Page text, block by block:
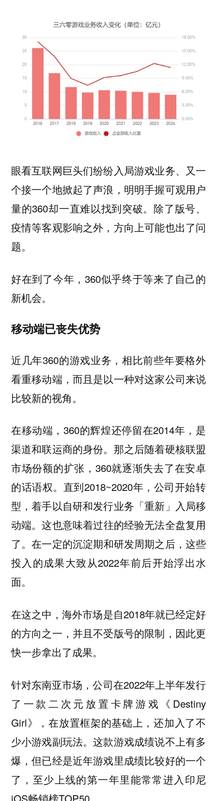
眼看互联网巨头们纷纷入局游戏业务、又一
个接一个地掀起了声浪，明明手握可观用户
量的360却一直难以找到突破。除了版号、
疫情等客观影响之外，方向上可能也出了问
题。
好在到了今年，360似乎终于等来了自己的
新机会。
移动端已丧失优势
近几年360的游戏业务，相比前些年要格外
看重移动端，而且是以一种对这家公司来说
比较新的视角。
在移动端，360的辉煌还停留在2014年，是
渠道和联运商的身份。那之后随着硬核联盟
市场份额的扩张，360就逐渐失去了在安卓
的话语权。直到2018~2020年，公司开始转
型，着手以自研和发行业务「重新」入局移
动端。这也意味着过往的经验无法全盘复用
了。在一定的沉淀期和研发周期之后，这些
投入的成果大致从2022年前后开始浮出水
面。
在这之中，海外市场是自2018年就已经定好
的方向之一，并且不受版号的限制，因此更
快一步拿出了成果。
针对东南亚市场，公司在2022年上半年发行
了一款二次元放置卡牌游戏《Destiny
Girl》，在放置框架的基础上，还加入了不
少小游戏副玩法。这款游戏成绩说不上有多
爆，但已经是近年游戏里成绩比较好的一个
了，至少上线的第一年里能常常进入印尼
iOS畅销榜TOP50。